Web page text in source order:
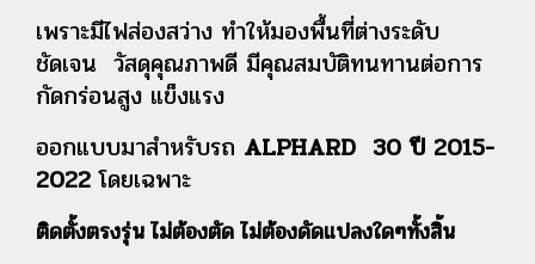
เพราะมีไฟส่องสว่าง ทำให้มองพื้นที่ต่างระดับ
ชัดเจน วัสดุคุณภาพดี มีคุณสมบัติทนทานต่อการ
กัดกร่อนสูง แข็งแรง
ออกแบบมาสำหรับรถ ALPHARD 30 ปี 2015-
2022โดยเฉพาะ
ติดตั้งตรงรุ่น ไม่ต้องตัด ไม่ต้องดัดแปลงใดๆทั้งสิ้น